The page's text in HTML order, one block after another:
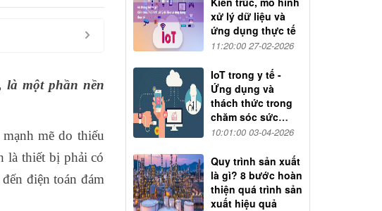
là một phần nền
mẽ do thiếu
là thiết bị phải có
điện toán đám
xử lý dữ liệu và
ứng dụng thực tế
11:20:00 27-02-2026
IoT trong y tế -
Ứng dụng và
thách thức trong
chăm sóc sức
khỏe
10:01:00 03-04-2026
Quy trình sản xuất
là gì? 8 bước hoàn
thiện quá trình sản
xuất hiệu quả